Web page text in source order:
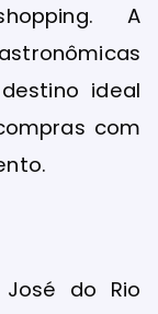
A
ideal
com
do Rio